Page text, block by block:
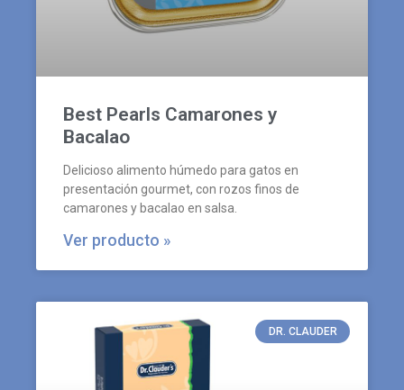
Best Pearls Camarones y
Bacalao
Delicioso alimento húmedo para gatos en
presentación gourmet, con rozos finos de
camarones y bacalao en salsa.
Ver producto »
DR. CLAUDER